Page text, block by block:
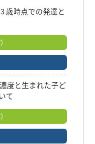
歳時点での発達と
度と⽣まれた⼦ど
て